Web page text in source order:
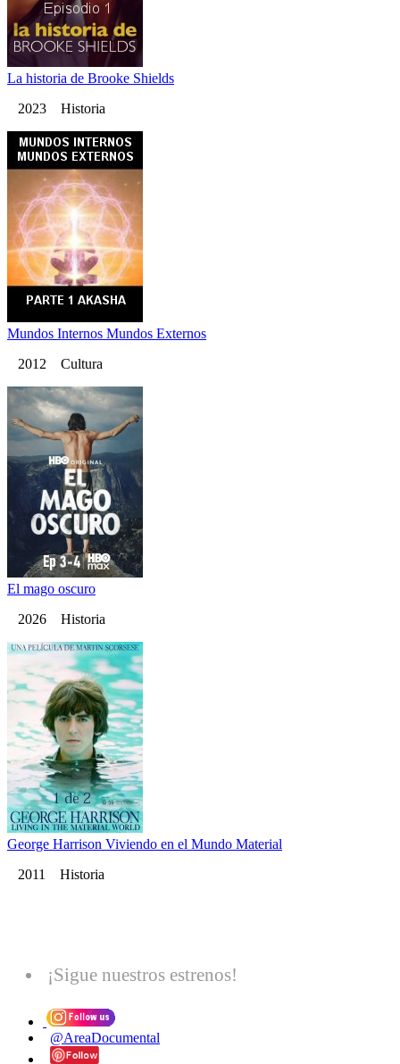
La historia de Brooke Shields
2023 Historia
Mundos Internos Mundos Externos
2012 Cultura
El mago oscuro
2026 Historia
George Harrison Viviendo en el Mundo Material
2011 Historia
¡Sigue nuestros estrenos!
@AreaDocumental